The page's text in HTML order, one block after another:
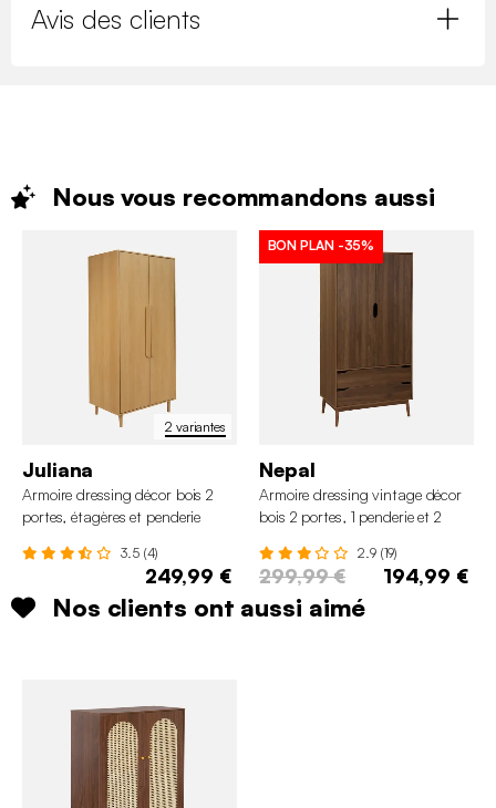
Avis des clients
Nous vous recommandons aussi
2 variantes
Juliana
Armoire dressing décor bois 2
portes, étagères et penderie
3.5 (4)
249,99 €
BON PLAN -35%
Nepal
Armoire dressing vintage décor
bois 2 portes, 1 penderie et 2
2.9 (19)
299,99 € 194,99 €
Nos clients ont aussi aimé